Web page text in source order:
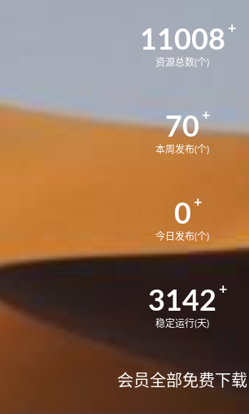
11008
资源总数(个)
70
本周发布(个)
0
今日发布(个)
3142
稳定运行(天)
会员全部免费下载